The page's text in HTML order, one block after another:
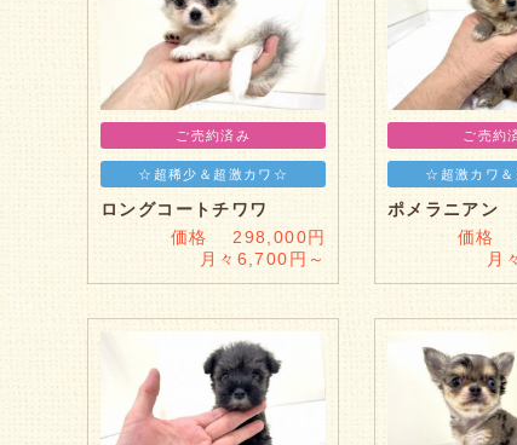
ご売約済み
☆超稀少＆超激カワ☆
ロングコートチワワ
価格 298,000円
月々6,700円～
ご売約
☆超激カワ
ポメラニアン
価格
月